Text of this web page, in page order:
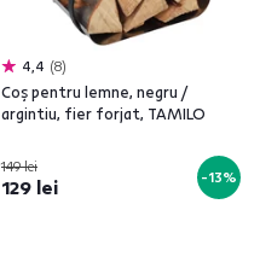
4,4 8
Coş pentru lemne, negru /
argintiu, fier forjat, TAMILO
149 lei
129 lei -13%